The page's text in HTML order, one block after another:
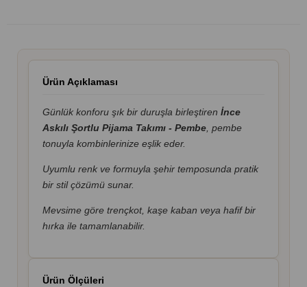
Ürün Açıklaması
Günlük konforu şık bir duruşla birleştiren İnce
Askılı Şortlu Pijama Takımı - Pembe , pembe
tonuyla kombinlerinize eşlik eder.
Uyumlu renk ve formuyla şehir temposunda pratik
bir stil çözümü sunar.
Mevsime göre trençkot, kaşe kaban veya hafif bir
hırka ile tamamlanabilir.
Ürün Ölçüleri